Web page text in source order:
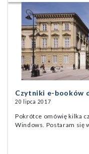
Czytniki e-booków
20 lipca 2017
Pokrótce omówię kilka
Windows. Postaram się